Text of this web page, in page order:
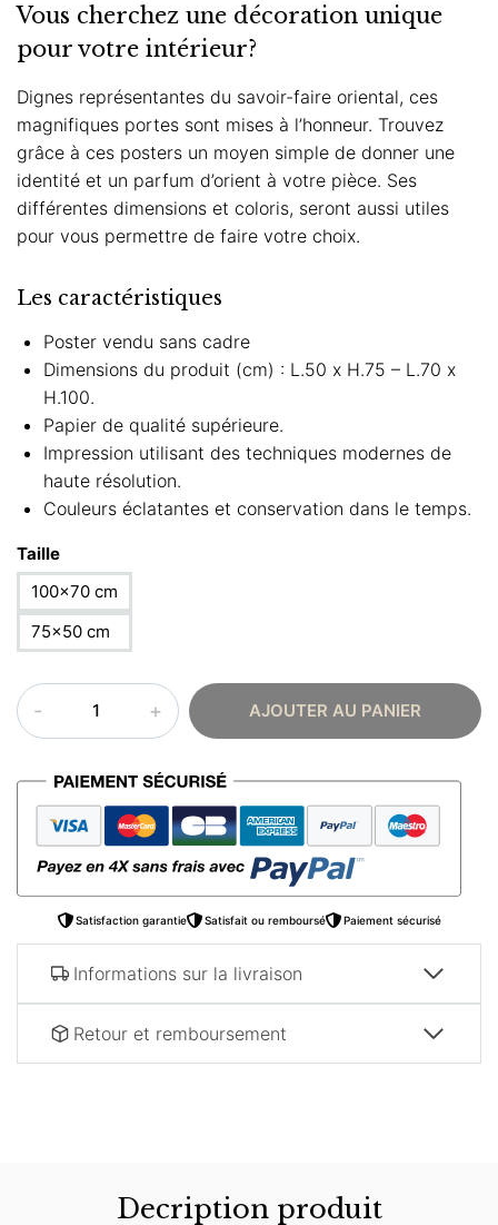
31,90 €
à
41,90 €
prix :
25,52 €
à
33,52 €
Vous cherchez une décoration unique
pour votre intérieur?
Dignes représentantes du savoir-faire oriental, ces
magnifiques portes sont mises à l’honneur. Trouvez
grâce à ces posters un moyen simple de donner une
identité et un parfum d’orient à votre pièce. Ses
différentes dimensions et coloris, seront aussi utiles
pour vous permettre de faire votre choix.
Les caractéristiques
Poster vendu sans cadre
Dimensions du produit (cm) : L.50 x H.75 – L.70 x
H.100.
Papier de qualité supérieure.
Impression utilisant des techniques modernes de
haute résolution.
Couleurs éclatantes et conservation dans le temps.
Taille
100×70 cm
75×50 cm
quantité
de
arabe
Porte
orientale
AJOUTER AU PANIER
Satisfaction garantie Satisfait ou remboursé Paiement sécurisé
Informations sur la livraison
Retour et remboursement
Decription produit